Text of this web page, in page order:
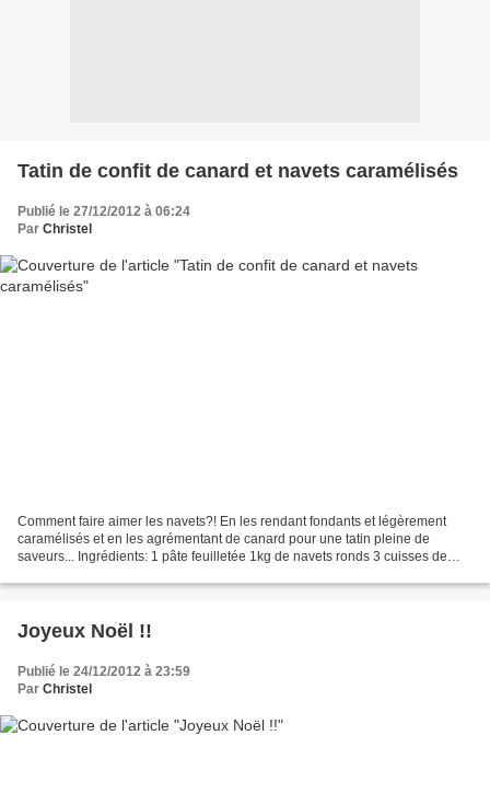
Tatin de confit de canard et navets caramélisés
Publié le 27/12/2012 à 06:24
Par Christel
Comment faire aimer les navets?! En les rendant fondants et légèrement
caramélisés et en les agrémentant de canard pour une tatin pleine de
saveurs... Ingrédients: 1 pâte feuilletée 1kg de navets ronds 3 cuisses de
Joyeux Noël !!
Publié le 24/12/2012 à 23:59
Par Christel